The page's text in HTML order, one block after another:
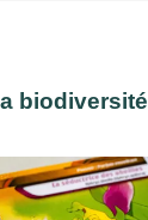
biodiversité